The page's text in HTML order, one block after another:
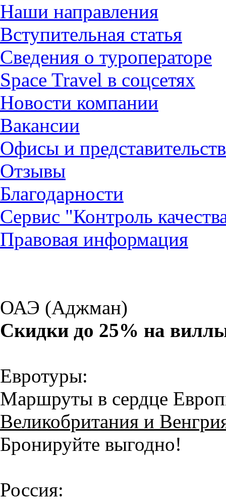
Наши направления
Вступительная статья
Сведения о туроператоре
Space Travel в соцсетях
Новости компании
Вакансии
Офисы и
Отзывы
Благодарности
Сервис "Контроль
Правовая информация
ОАЭ (Аджман)
Скидки до 25% на
Евротуры:
Маршруты в сердце
Великобритания и
Бронируйте выгодно!
Россия: